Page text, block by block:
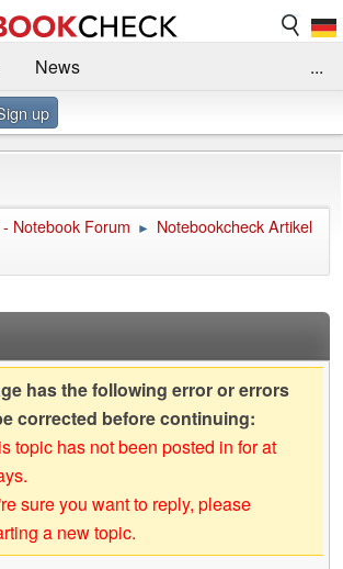
News
...
up
Notebook Forum ► Notebookcheck Artikel
has the following error or errors
corrected before continuing:
topic has not been posted in for at
sure you want to reply, please
a new topic.